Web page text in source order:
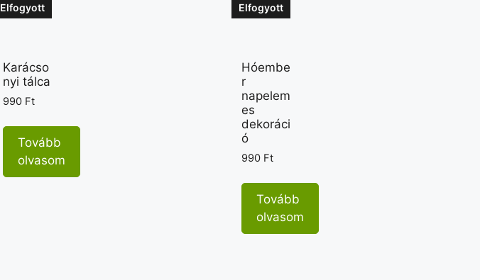
Elfogyott
Karácso
nyi tálca
990 Ft
Tovább
olvasom
Elfogyott
Hóembe
r
napelem
es
dekoráci
ó
990 Ft
Tovább
olvasom